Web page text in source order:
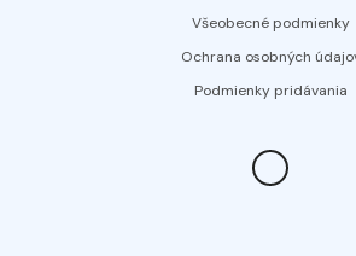
Všeobecné podmienky
Ochrana osobných
Podmienky pridávania